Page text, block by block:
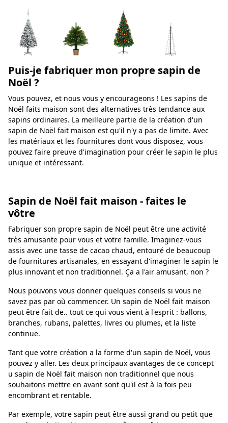
Puis-je fabriquer mon propre sapin de
Noël ?
Vous pouvez, et nous vous y encourageons ! Les sapins de
Noël faits maison sont des alternatives très tendance aux
sapins ordinaires. La meilleure partie de la création d'un
sapin de Noël fait maison est qu'il n'y a pas de limite. Avec
les matériaux et les fournitures dont vous disposez, vous
pouvez faire preuve d'imagination pour créer le sapin le plus
unique et intéressant.
Sapin de Noël fait maison - faites le
vôtre
Fabriquer son propre sapin de Noël peut être une activité
très amusante pour vous et votre famille. Imaginez-vous
assis avec une tasse de cacao chaud, entouré de beaucoup
de fournitures artisanales, en essayant d'imaginer le sapin le
plus innovant et non traditionnel. Ça a l'air amusant, non ?
Nous pouvons vous donner quelques conseils si vous ne
savez pas par où commencer. Un sapin de Noël fait maison
peut être fait de.. tout ce qui vous vient à l'esprit : ballons,
branches, rubans, palettes, livres ou plumes, et la liste
continue.
Tant que votre création a la forme d'un sapin de Noël, vous
pouvez y aller. Les deux principaux avantages de ce concept
u sapin de Noël fait maison non traditionnel que nous
souhaitons mettre en avant sont qu'il est à la fois peu
encombrant et rentable.
Par exemple, votre sapin peut être aussi grand ou petit que